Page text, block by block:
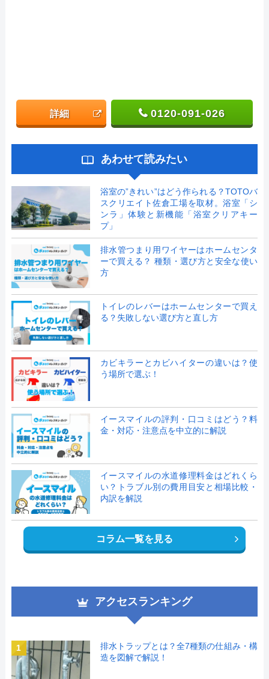
詳細 0120-091-026
あわせて読みたい
浴室の”きれい”はどう作られる？TOTOバ
スクリエイト佐倉工場を取材。浴室「シ
ンラ」体験と新機能「浴室クリアキー
プ」
排水管つまり用ワイヤーはホームセンタ
ーで買える？ 種類・選び方と安全な使い
方
トイレのレバーはホームセンターで買え
る？失敗しない選び方と直し方
カビキラーとカビハイターの違いは？使
う場所で選ぶ！
イースマイルの評判・口コミはどう？料
金・対応・注意点を中立的に解説
イースマイルの水道修理料金はどれくら
い？トラブル別の費用目安と相場比較・
内訳を解説
コラム一覧を見る
アクセスランキング
1
排水トラップとは？全7種類の仕組み・構
造を図解で解説！